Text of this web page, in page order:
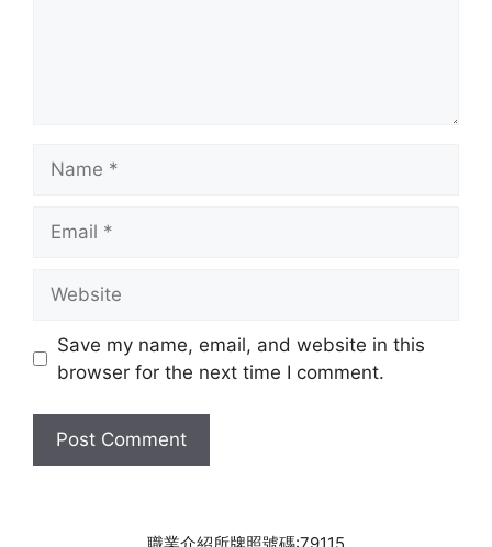
Save my name, email, and website in this
browser for the next time I comment.